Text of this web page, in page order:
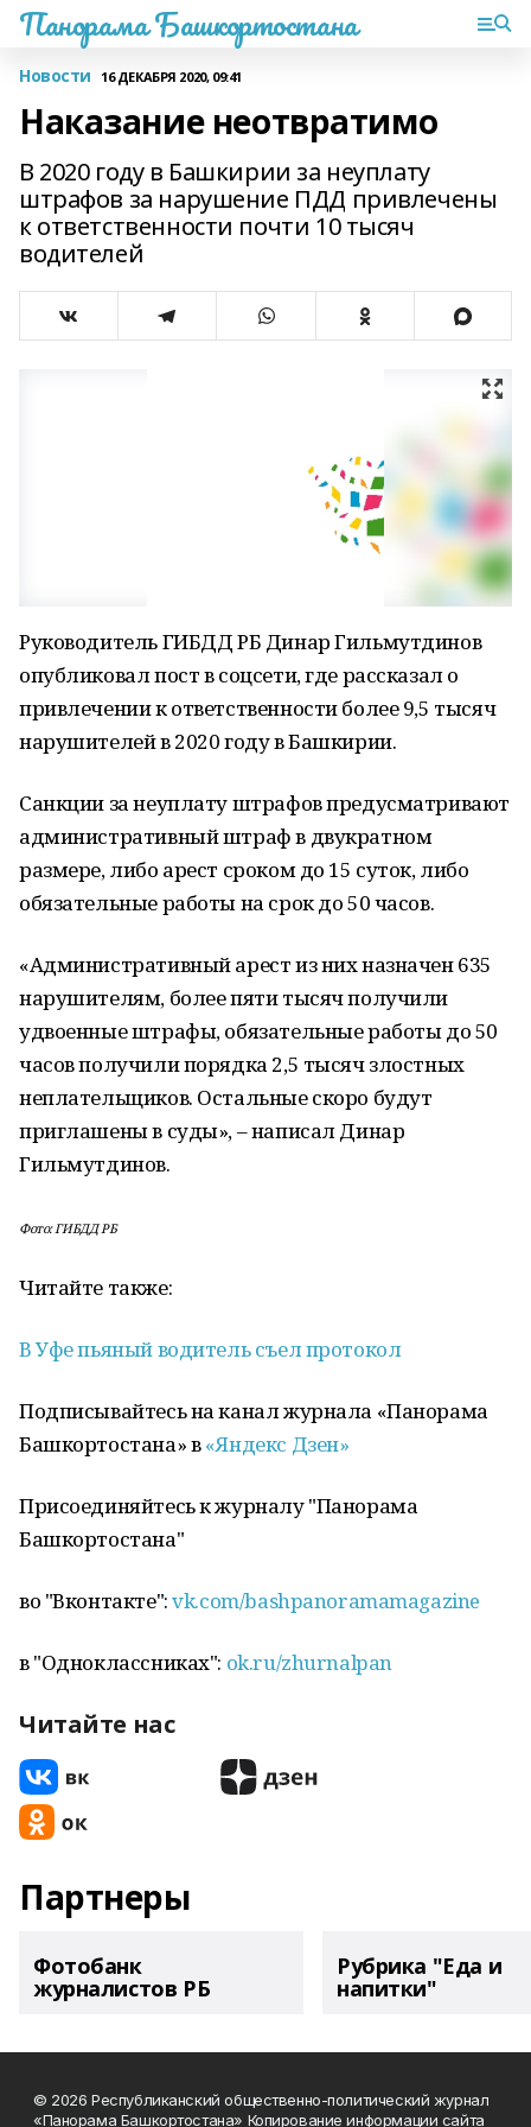
Панорама Башкортостана
Новости 16 ДЕКАБРЯ 2020, 09:41
Наказание неотвратимо
В 2020 году в Башкирии за неуплату
штрафов за нарушение ПДД привлечены
к ответственности почти 10 тысяч
водителей
Руководитель ГИБДД РБ Динар Гильмутдинов
опубликовал пост в соцсети, где рассказал о
привлечении к ответственности более 9,5 тысяч
нарушителей в 2020 году в Башкирии.
Санкции за неуплату штрафов предусматривают
административный штраф в двукратном
размере, либо арест сроком до 15 суток, либо
обязательные работы на срок до 50 часов.
«Административный арест из них назначен 635
нарушителям, более пяти тысяч получили
удвоенные штрафы, обязательные работы до 50
часов получили порядка 2,5 тысяч злостных
неплательщиков. Остальные скоро будут
приглашены в суды», – написал Динар
Гильмутдинов.
Фото: ГИБДД РБ
Читайте также:
В Уфе пьяный водитель съел протокол
Подписывайтесь на канал журнала «Панорама
Башкортостана» в«Яндекс Дзен»
Присоединяйтесь к журналу "Панорама
Башкортостана"
во "Вконтакте":vk.com/bashpanoramamagazine
в "Одноклассниках": ok.ru/zhurnalpan
Читайте нас
Партнеры
Фотобанк
журналистов РБ
Рубрика "Еда и
напитки"
© 2026 Республиканский общественно-политический журнал
«Панорама Башкортостана» Копирование информации сайта